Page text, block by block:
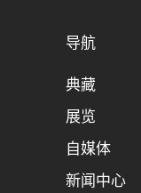
导航
典藏
展览
自媒体
新闻中心